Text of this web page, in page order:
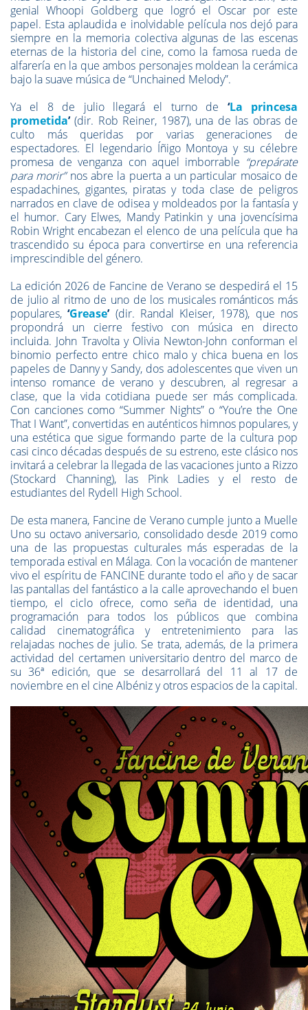
genial Whoopi Goldberg que logró el Oscar por este
papel. Esta aplaudida e inolvidable película nos dejó para
siempre en la memoria colectiva algunas de las escenas
eternas de la historia del cine, como la famosa rueda de
alfarería en la que ambos personajes moldean la cerámica
bajo la suave música de “Unchained Melody”.
Ya el 8 de julio llegará el turno de
‘La princesa
prometida’ (dir. Rob Reiner, 1987), una de las obras de
culto más queridas por varias generaciones de
espectadores. El legendario Íñigo Montoya y su célebre
promesa de venganza con aquel imborrable “prepárate
para morir” nos abre la puerta a un particular mosaico de
espadachines, gigantes, piratas y toda clase de peligros
narrados en clave de odisea y moldeados por la fantasía y
el humor. Cary Elwes, Mandy Patinkin y una jovencísima
Robin Wright encabezan el elenco de una película que ha
trascendido su época para convertirse en una referencia
imprescindible del género.
La edición 2026 de Fancine de Verano se despedirá el 15
de julio al ritmo de uno de los musicales románticos más
populares, ‘Grease’ (dir. Randal Kleiser, 1978), que nos
propondrá un cierre festivo con música en directo
incluida. John Travolta y Olivia Newton-John conforman el
binomio perfecto entre chico malo y chica buena en los
papeles de Danny y Sandy, dos adolescentes que viven un
intenso romance de verano y descubren, al regresar a
clase, que la vida cotidiana puede ser más complicada.
Con canciones como “Summer Nights” o “You’re the One
That I Want”, convertidas en auténticos himnos populares, y
una estética que sigue formando parte de la cultura pop
casi cinco décadas después de su estreno, este clásico nos
invitará a celebrar la llegada de las vacaciones junto a Rizzo
(Stockard Channing), las Pink Ladies y el resto de
estudiantes del Rydell High School.
De esta manera, Fancine de Verano cumple junto a Muelle
Uno su octavo aniversario, consolidado desde 2019 como
una de las propuestas culturales más esperadas de la
temporada estival en Málaga. Con la vocación de mantener
vivo el espíritu de FANCINE durante todo el año y de sacar
las pantallas del fantástico a la calle aprovechando el buen
tiempo, el ciclo ofrece, como seña de identidad, una
programación para todos los públicos que combina
calidad cinematográfica y entretenimiento para las
relajadas noches de julio. Se trata, además, de la primera
actividad del certamen universitario dentro del marco de
su 36ª edición, que se desarrollará del 11 al 17 de
noviembre en el cine Albéniz y otros espacios de la capital.